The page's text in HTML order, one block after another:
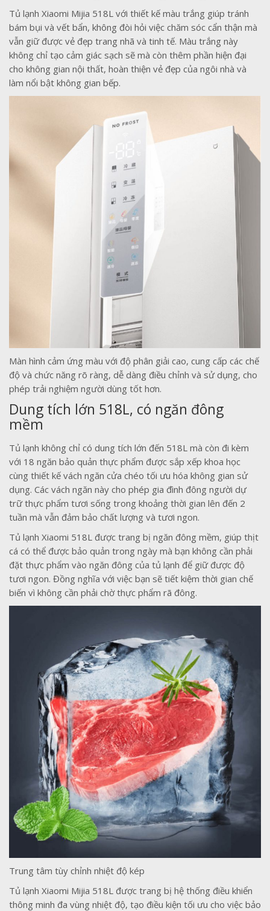
Tủ lạnh Xiaomi Mijia 518L với thiết kế màu trắng giúp tránh
bám bụi và vết bẩn, không đòi hỏi việc chăm sóc cẩn thận mà
vẫn giữ được vẻ đẹp trang nhã và tinh tế. Màu trắng này
không chỉ tạo cảm giác sạch sẽ mà còn thêm phần hiện đại
cho không gian nội thất, hoàn thiện vẻ đẹp của ngôi nhà và
làm nổi bật không gian bếp.
Màn hình cảm ứng màu với độ phân giải cao, cung cấp các chế
độ và chức năng rõ ràng, dễ dàng điều chỉnh và sử dụng, cho
phép trải nghiệm người dùng tốt hơn.
Dung tích lớn 518L, có ngăn đông
mềm
Tủ lạnh không chỉ có dung tích lớn đến 518L mà còn đi kèm
với 18 ngăn bảo quản thực phẩm được sắp xếp khoa học
cùng thiết kế vách ngăn cửa chéo tối ưu hóa không gian sử
dụng. Các vách ngăn này cho phép gia đình đông người dự
trữ thực phẩm tươi sống trong khoảng thời gian lên đến 2
tuần mà vẫn đảm bảo chất lượng và tươi ngon.
Tủ lạnh Xiaomi 518L được trang bị ngăn đông mềm, giúp thịt
cá có thể được bảo quản trong ngày mà bạn không cần phải
đặt thực phẩm vào ngăn đông của tủ lạnh để giữ được độ
tươi ngon. Đồng nghĩa với việc bạn sẽ tiết kiệm thời gian chế
biến vì không cần phải chờ thực phẩm rã đông.
Trung tâm tùy chỉnh nhiệt độ kép
Tủ lạnh Xiaomi Mijia 518L được trang bị hệ thống điều khiển
thông minh đa vùng nhiệt độ, tạo điều kiện tối ưu cho việc bảo